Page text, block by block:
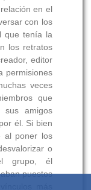
relación en el
con los
que tenía la
los retratos
editor
permisiones
veces
que
sus amigos
él. Si bien
al poner los
o
grupo, él
puestos
más